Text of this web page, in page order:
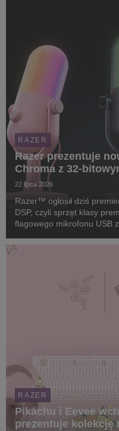
RAZER
Razer prezentuje
Chroma z 32-
22 lipca 2026
Razer™ ogłosił dziś
DSP, czyli sprzęt klasy
flagowego mikrofonu USB
głosu bez
RAZER
Pikachu i Eevee
prezentuje kolekcję